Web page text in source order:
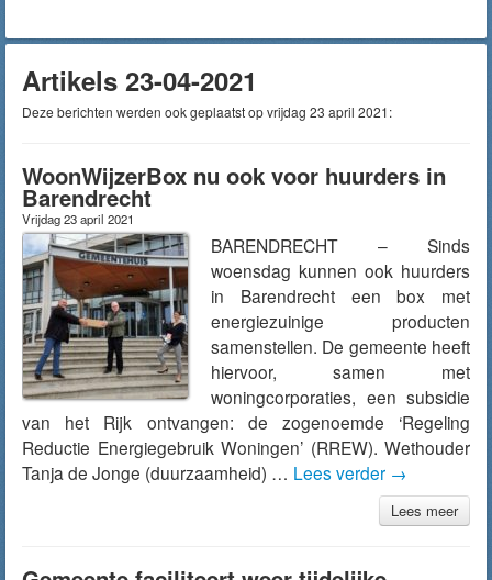
Artikels 23-04-2021
Deze berichten werden ook geplaatst op vrijdag 23 april 2021:
WoonWijzerBox nu ook voor huurders in
Barendrecht
Vrijdag 23 april 2021
BARENDRECHT – Sinds
woensdag kunnen ook huurders
in Barendrecht een box met
energiezuinige producten
samenstellen. De gemeente heeft
hiervoor, samen met
woningcorporaties, een subsidie
van het Rijk ontvangen: de zogenoemde ‘Regeling
Reductie Energiegebruik Woningen’ (RREW). Wethouder
Tanja de Jonge (duurzaamheid) … Lees verder →
Lees meer